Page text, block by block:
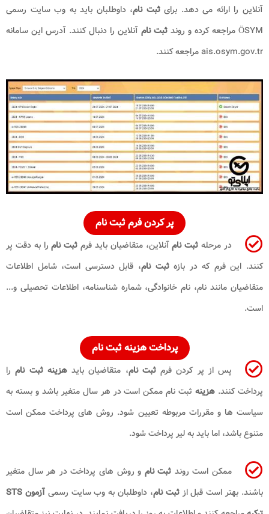
آنلاین را ارائه می دهد. برایثبت نام، داوطلبان باید به وب سایت رسمی
ÖSYM مراجعه کرده و روند
ثبت نام آنلاین را دنبال کنند. آدرس این سامانه
ais.osym.gov.tr مراجعه کنند.
پر کردن فرم ثبت نام
در مرحله ثبت نامآنلاین، متقاضیان باید فرم ثبت نامرا به دقت پر
کنند. این فرم که در بازهثبت نام، قابل دسترسی است، شامل اطلاعات
متقاضیان مانند نام، نام خانوادگی، شماره شناسنامه، اطلاعات تحصیلی و...
است.
پرداخت هزینه ثبت نام
پس از پر کردن فرمثبت نام، متقاضیان بایدهزینه ثبت نامرا
پرداخت کنند. هزینهثبت نام ممکن است در هر سال متغیر باشد و بسته به
سیاست ها و مقررات مربوطه تعیین شود. روش های پرداخت ممکن است
متنوع باشد، اما باید به لیر پرداخت شود.
ممکن است روند ثبت نام و روش های پرداخت در هر سال متغیر
باشند. بهتر است قبل ازثبت نام، داوطلبان به وب سایت رسمی
آزمون STS